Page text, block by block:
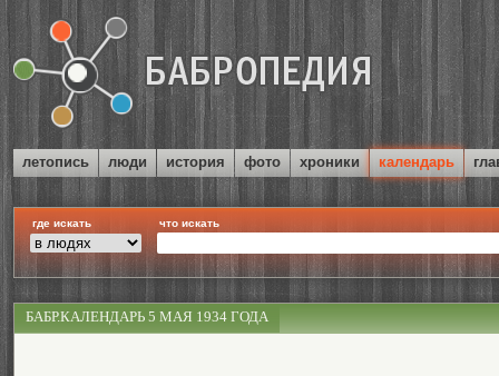
летопись люди история фото хроники календарь
где искать что искать
БАБР.КАЛЕНДАРЬ 5 МАЯ 1934 ГОДА